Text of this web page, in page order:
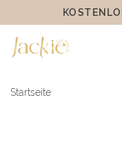
Startseite